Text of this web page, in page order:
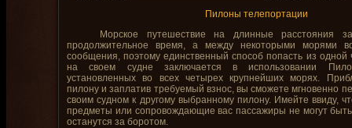
Пилоны телепортации
Морское путешествие на длинные расстояния
продолжительное время, а между некоторыми морями
сообщения, поэтому единственный способ попасть из одной
на своем судне заключается в использовании
установленных во всех четырех крупнейших морях.
пилону и заплатив требуемый взнос, вы сможете мгновенно
своим судном к другому выбранному пилону. Имейте ввиду,
предметы или сопровождающие вас пассажиры не могут
останутся за боротом.